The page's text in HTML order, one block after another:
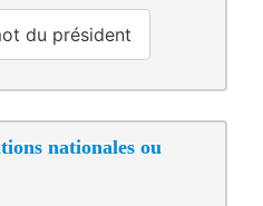
du président
nationales ou